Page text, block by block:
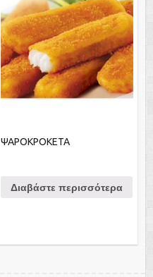
ΨΑΡΟΚΡΟΚΕΤΑ
Διαβάστε περισσότερα